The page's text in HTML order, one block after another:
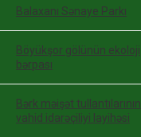
Balaxanı Sənaye Parkı
Böyükşor gölünün ekoloji
bərpası
Bərk məişət tullantılarının
vahid idarəçiliyi layihəsi